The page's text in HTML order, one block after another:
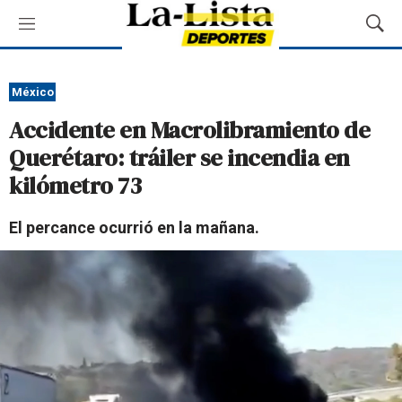
M
e
ú
M
o
México
Accidente en Macrolibramiento de
Querétaro: tráiler se incendia en
kilómetro 73
El percance ocurrió en la mañana.